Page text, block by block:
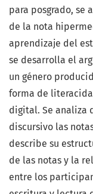
para posgrado, se
de la nota
aprendizaje del
se desarrolla el
un género
forma de
digital. Se analiza
discursivo las
describe su
de las notas y la
entre los